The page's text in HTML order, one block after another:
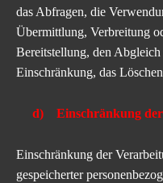
das Abfragen, die
Übermittlung, Verbreitung
Bereitstellung, den
Einschränkung, das
d) Einschränkung der
Einschränkung der
gespeicherter